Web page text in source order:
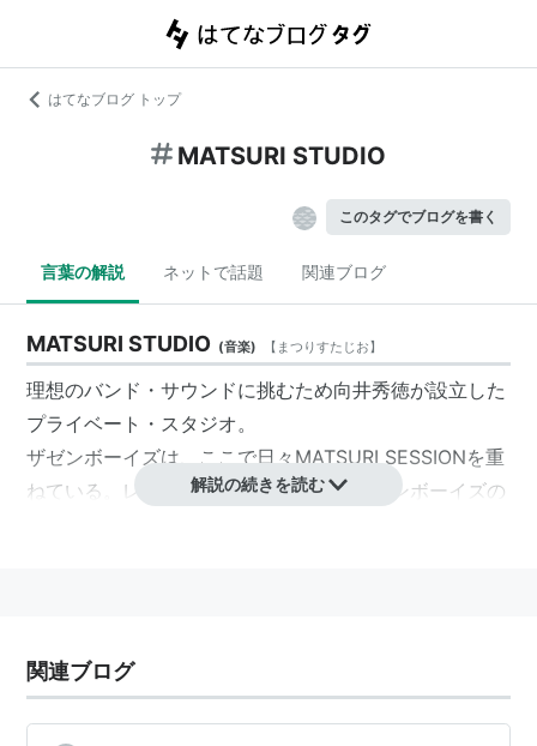
はてなブログ トップ
MATSURI STUDIO
このタグでブログを書く
言葉の解説 ネットで話題 関連ブログ
MATSURI STUDIO (音楽) 【 まつりすたじお】
理想のバンド・サウンドに挑むため向井秀徳が設立した
プライベート・スタジオ。
ザゼンボーイズは、ここで日々MATSURI SESSIONを重
ねている。レコーディングも可能で、ザゼンボーイズの
解説の続きを読む
関連ブログ